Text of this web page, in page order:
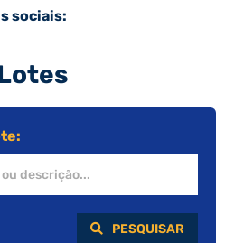
sociais:
PESQUISAR